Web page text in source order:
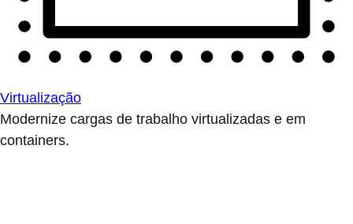
Virtualização
Modernize cargas de trabalho virtualizadas e em
containers.